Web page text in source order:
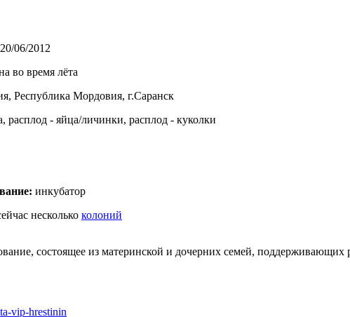
20/06/2012
во время лёта
Республика Мордовия, г.Саранск
расплод - яйца/личинки, расплод - куколки
инкубатор
несколько колоний
состоящее из материнской и дочерних семей, поддерживающих
vip-hrestinin